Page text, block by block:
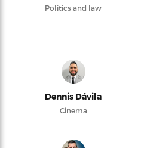
Politics and law
Dennis Dávila
Cinema